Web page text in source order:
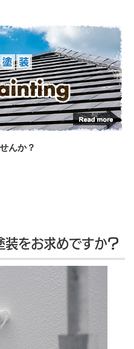
んか？
をお求めですか？